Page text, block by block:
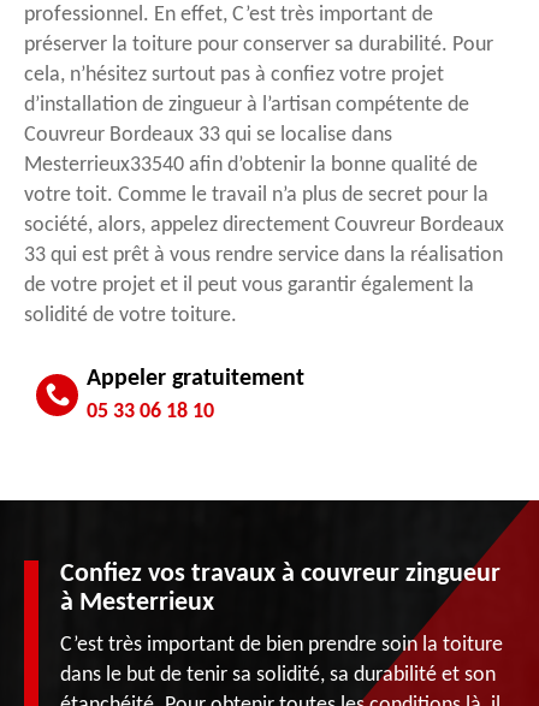
professionnel. En effet, C’est très important de
préserver la toiture pour conserver sa durabilité. Pour
cela, n’hésitez surtout pas à confiez votre projet
d’installation de zingueur à l’artisan compétente de
Couvreur Bordeaux 33 qui se localise dans
Mesterrieux33540 afin d’obtenir la bonne qualité de
votre toit. Comme le travail n’a plus de secret pour la
société, alors, appelez directement Couvreur Bordeaux
33 qui est prêt à vous rendre service dans la réalisation
de votre projet et il peut vous garantir également la
solidité de votre toiture.
Appeler gratuitement
05 33 06 18 10
Confiez vos travaux à couvreur zingueur
à Mesterrieux
C’est très important de bien prendre soin la toiture
dans le but de tenir sa solidité, sa durabilité et son